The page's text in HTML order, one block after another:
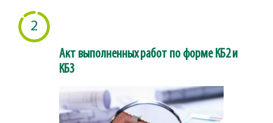
2
Акт выполненных работ по форме КБ2 и
КБ3